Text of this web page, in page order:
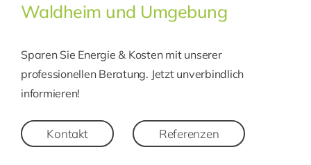
Unternehmen
Karriere
Kontakt
Waldheim und Umgebung
Sparen Sie Energie & Kosten mit unserer
professionellen Beratung. Jetzt unverbindlich
informieren!
Kontakt Referenzen